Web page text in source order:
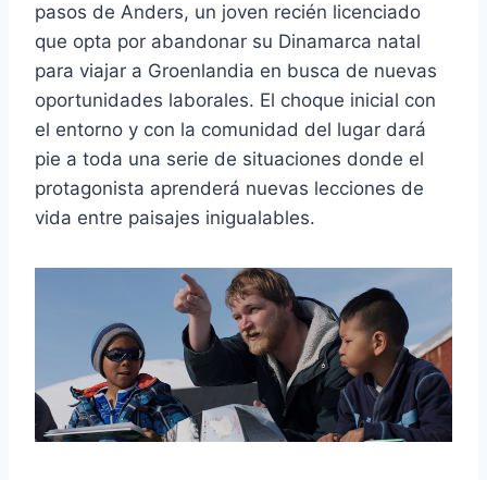
pasos de Anders, un joven recién licenciado
que opta por abandonar su Dinamarca natal
para viajar a Groenlandia en busca de nuevas
oportunidades laborales. El choque inicial con
el entorno y con la comunidad del lugar dará
pie a toda una serie de situaciones donde el
protagonista aprenderá nuevas lecciones de
vida entre paisajes inigualables.